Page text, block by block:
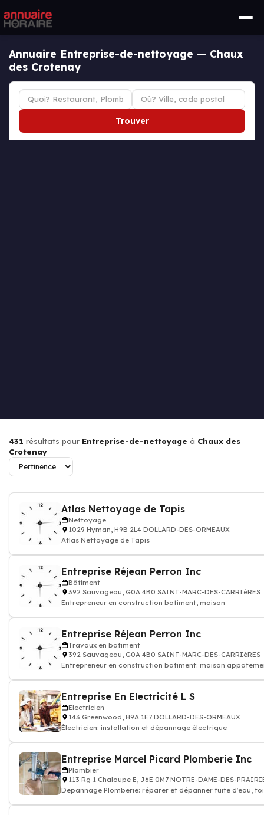
Annuaire Entreprise-de-nettoyage — Chaux
des Crotenay
Trouver
431 résultats pour Entreprise-de-nettoyage à Chaux des
Crotenay
Atlas Nettoyage de Tapis
Nettoyage
1029 Hyman, H9B 2L4 DOLLARD-DES-ORMEAUX
Atlas Nettoyage de Tapis
Entreprise Réjean Perron Inc
Bâtiment
392 Sauvageau, G0A 4B0 SAINT-MARC-DES-CARRIèRES
Entrepreneur en construction batiment, maison
Entreprise Réjean Perron Inc
Travaux en batiment
392 Sauvageau, G0A 4B0 SAINT-MARC-DES-CARRIèRES
Entrepreneur en construction batiment: maison
Entreprise En Electricité L S
Electricien
143 Greenwood, H9A 1E7 DOLLARD-DES-ORMEAUX
Électricien: installation et dépannage électrique
Entreprise Marcel Picard Plomberie Inc
Plombier
113 Rg 1 Chaloupe E, J6E 0M7 NOTRE-DAME-DES-
Depannage Plomberie: réparer et dépanner fuite d'eau,